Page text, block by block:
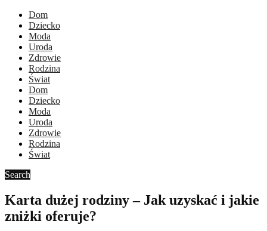
Dom
Dziecko
Moda
Uroda
Zdrowie
Rodzina
Świat
Dom
Dziecko
Moda
Uroda
Zdrowie
Rodzina
Świat
Search
Karta dużej rodziny – Jak uzyskać i jakie
zniżki oferuje?